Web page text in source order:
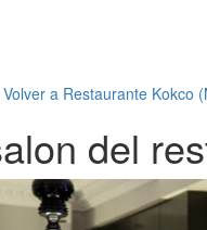
Volver a Restaurante Kokco
del